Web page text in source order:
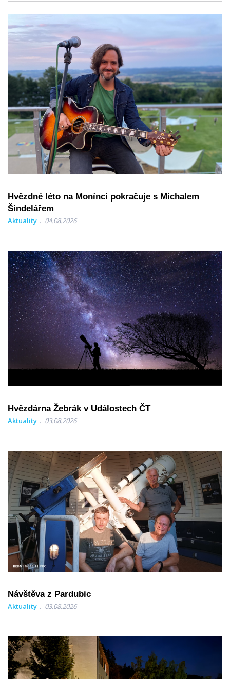
Hvězdné léto na Monínci pokračuje s Michalem
Šindelářem
Aktuality 04.08.2026
Hvězdárna Žebrák v Událostech ČT
Aktuality 03.08.2026
Návštěva z Pardubic
Aktuality 03.08.2026